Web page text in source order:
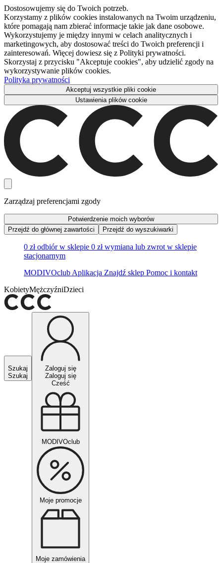
Dostosowujemy się do Twoich potrzeb.
Korzystamy z plików cookies instalowanych na Twoim urządzeniu,
które pomagają nam zbierać informacje takie jak dane osobowe.
Wykorzystujemy je między innymi w celach analitycznych i
marketingowych, aby dostosować treści do Twoich preferencji i
zainteresowań. Więcej dowiesz się z Polityki prywatności.
Skorzystaj z przycisku "Akceptuje cookies", aby udzielić zgody na
wykorzystywanie plików cookies.
Polityka prywatności
Akceptuj wszystkie pliki cookie
Ustawienia plików cookie
Zarządzaj preferencjami zgody
Potwierdzenie moich wyborów
Przejdź do głównej zawartości
Przejdź do wyszukiwarki
0 zł odbiór w sklepie 0 zł wymiana lub zwrot w sklepie
stacjonarnym
MODIVOclub Aplikacja Znajdź sklep Pomoc i kontakt
KobietyMężczyźniDzieci
Szukaj
Szukaj
Zaloguj się
Zaloguj się
Cześć
MODIVOclub
Moje promocje
Moje zamówienia